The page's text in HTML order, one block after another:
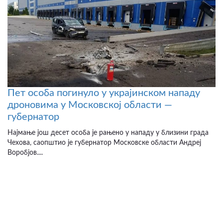
Пет особа погинуло у украјинском нападу
дроновима у Московској области —
губернатор
Најмање још десет особа је рањено у нападу у близини града
Чехова, саопштио је губернатор Московске области Андреј
Воробјов....